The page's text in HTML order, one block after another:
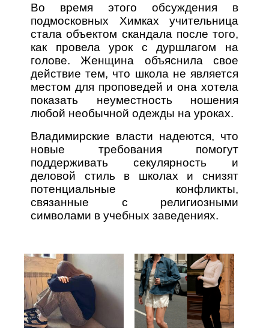
Во время этого обсуждения в
подмосковных Химках учительница
стала объектом скандала после того,
как провела урок с дуршлагом на
голове. Женщина объяснила свое
действие тем, что школа не является
местом для проповедей и она хотела
показать неуместность ношения
любой необычной одежды на уроках.
Владимирские власти надеются, что
новые требования помогут
поддерживать секулярность и
деловой стиль в школах и снизят
потенциальные конфликты,
связанные с религиозными
символами в учебных заведениях.